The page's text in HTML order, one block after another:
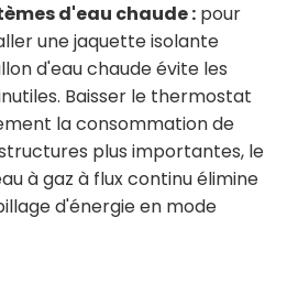
d'eau chaude : pour
une jaquette isolante
d'eau chaude évite les
Baisser le thermostat
la consommation de
structures plus importantes, le
à gaz à flux continu élimine
d'énergie en mode